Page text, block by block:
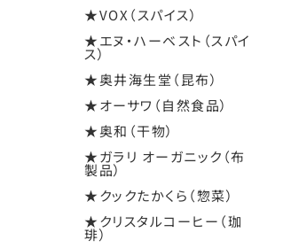
★VOX（スパイス）
★エヌ・ハーベスト（スパイ
ス）
★奥井海生堂（昆布）
★オーサワ（自然食品）
★奥和（干物）
★ガラリ オーガニック（布
製品）
★クックたかくら（惣菜）
★クリスタルコーヒー（珈
琲）